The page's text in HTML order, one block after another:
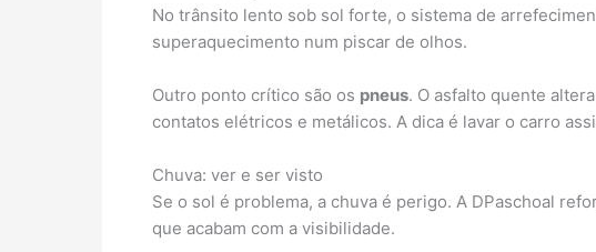
No trânsito lento sob sol forte, o sistema de
superaquecimento num piscar de olhos.
Outro ponto crítico são os pneus. O asfalto quente
contatos elétricos e metálicos. A dica é lavar o carro
Chuva: ver e ser visto
Se o sol é problema, a chuva é perigo. A DPaschoal
que acabam com a visibilidade.